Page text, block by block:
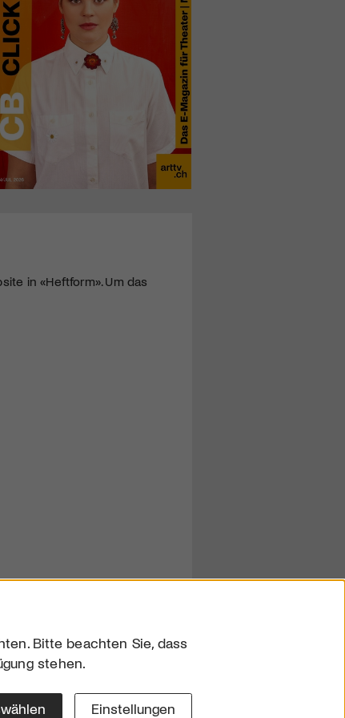
in «Heftform». Um das
Bitte beachten Sie, dass
stehen.
Einstellungen